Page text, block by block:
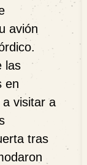
avión
las
en
visitar a
tras